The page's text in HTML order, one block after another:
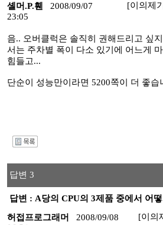
셸머.P.휀
2008/09/07
23:05
[이의제
음.. 오버클럭은 솔직히 권해드리고 싶
서는 주차별 폭이 다소 있기에 어느게
힘들고...
단순이 성능만이라면 5200쪽이 더 좋습
답변 3
답변 : A당의 CPU의 3제품 중에서 어
허접프로그래머
2008/09/08
[이의